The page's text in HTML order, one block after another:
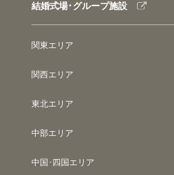
結婚式場･グループ施設
関東エリア
関西エリア
東北エリア
中部エリア
中国･四国エリア